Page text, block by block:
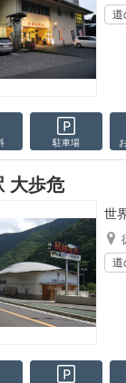
道
駐車場
大歩危
世
道